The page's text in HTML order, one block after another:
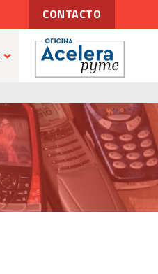
CONTACTO